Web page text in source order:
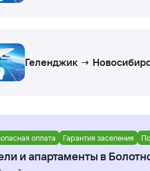
Геленджик →
оплата Гарантия заселения
и апартаменты в